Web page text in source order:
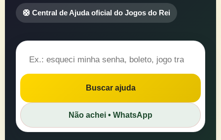
🛟 Central de Ajuda oficial do Jogos do Rei
Buscar
na
central
de
Buscar ajuda
Não achei • WhatsApp